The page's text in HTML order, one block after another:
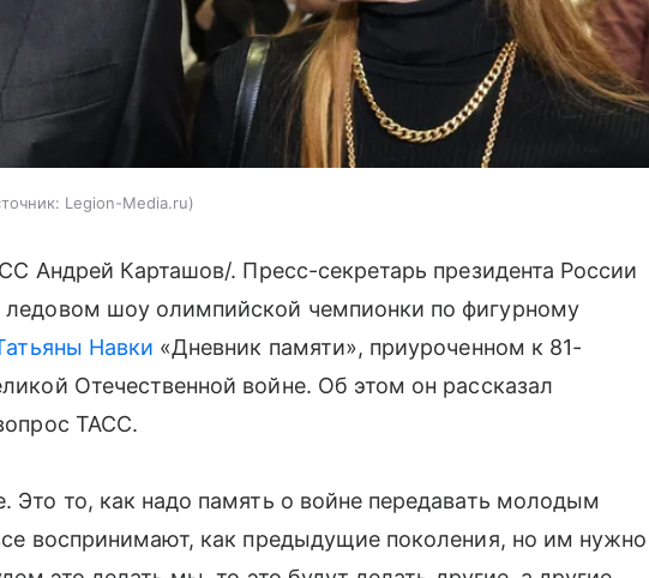
Legion-Media.ru
Андрей Карташов/. Пресс-секретарь президента России
шоу олимпийской чемпионки по фигурному
Навки «Дневник памяти», приуроченном к 81-
Отечественной войне. Об этом он рассказал
ТАСС.
то, как надо память о войне передавать молодым
воспринимают, как предыдущие поколения, но им нужно